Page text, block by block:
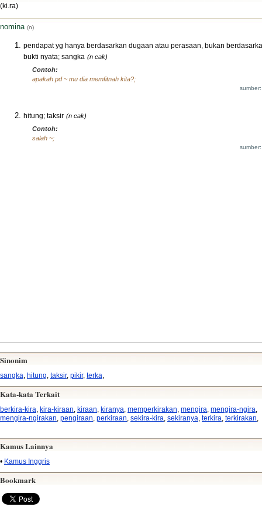
(ki.ra)
nomina (n)
pendapat yg hanya berdasarkan dugaan atau perasaan, bukan
bukti nyata; sangka (n cak)
Contoh:
apakah pd ~ mu dia memfitnah kita?;
hitung; taksir (n cak)
Contoh:
salah ~;
Sinonim
sangka hitung taksir, pikir, terka
Kata-kata Terkait
berkira-kira, kira-kiraan, kiraan, kiranya, memperkirakan, mengira, mengira-ngira,
mengira-ngirakan, pengiraan, perkiraan, sekira-kira, sekiranya, terkira, terkirakan,
Kamus Lainnya
• Kamus Inggris
Bookmark